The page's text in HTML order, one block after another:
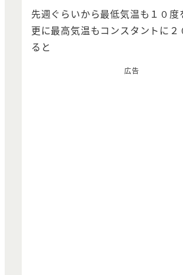
先週ぐらいから最低気温も１０度
更に最高気温もコンスタントに２
ると
広告